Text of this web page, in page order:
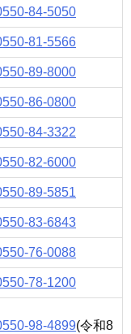
84-5050
81-5566
89-8000
86-0800
84-3322
82-6000
89-5851
83-6843
76-0088
78-1200
98-4899(令和8